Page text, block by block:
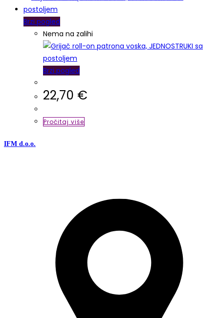
Brzi pogled
Nema na zalihi
Brzi pogled
22,70 €
Pročitaj više
IFM d.o.o.